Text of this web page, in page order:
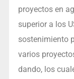
proyectos en
superior a los
sostenimiento
varios
dando, los